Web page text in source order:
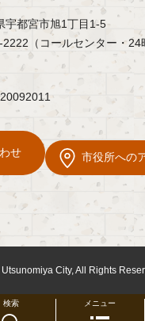
検索 メニュー
都宮市旭1丁目1-5
（コールセンター・24
せ 市役所への
City, All Rights